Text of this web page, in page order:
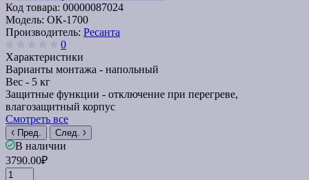
Код товара: 00000087024
Модель: ОК-1700
Производитель: Ресанта
0
Характеристики
Варианты монтажа - напольный
Вес - 5 кг
Защитные функции - отключение при перегреве,
влагозащитный корпус
Смотреть все
Пред. След.
В наличии
3790.00₽